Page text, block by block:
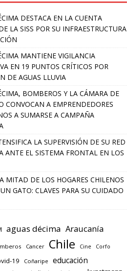
DESTACA EN LA CUENTA
LA SISS POR SU INFRAESTRUCTURA
MANTIENE VIGILANCIA
EN 19 PUNTOS CRÍTICOS POR
DE AGUAS LLUVIA
BOMBEROS Y LA CÁMARA DE
CONVOCAN A EMPRENDEDORES
A SUMARSE A CAMPAÑA
LA SUPERVISIÓN DE SU RED
ANTE EL SISTEMA FRONTAL EN LOS
MITAD DE LOS HOGARES CHILENOS
GATO: CLAVES PARA SU CUIDADO
aguas décima Araucanía
Cancer Chile Cine Corfo
19 Coñaripe educación